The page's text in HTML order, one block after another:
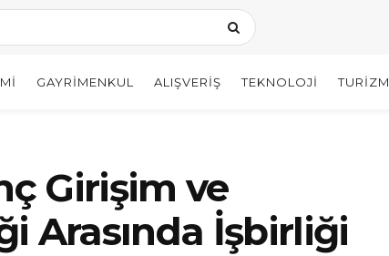
GAYRIMENKUL ALIŞVERIŞ TEKNOLOJI TURIZM
Girişim ve
Arasında İşbirliği